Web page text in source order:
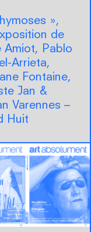
»,
de
Amiot, Pablo
Arrieta,
Fontaine,
Jan &
Varennes –
Huit